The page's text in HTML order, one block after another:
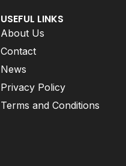
USEFUL LINKS
About Us
Contact
News
Privacy Policy
Terms and Conditions